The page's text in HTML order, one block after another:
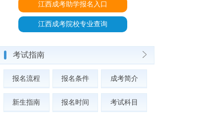
江西成考助学报名入口
江西成考院校专业查询
考试指南
报名流程 报名条件 成考简介
新生指南 报名时间 考试科目